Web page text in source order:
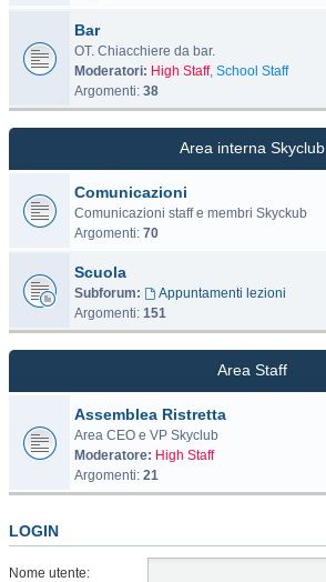
Bar
OT. Chiacchiere da bar.
Moderatori: High Staff, School Staff
Argomenti: 38
Area interna Skyclub
Comunicazioni
Comunicazioni staff e membri Skyckub
Argomenti: 70
Scuola
Subforum:
Appuntamenti lezioni
Argomenti: 151
Area Staff
Assemblea Ristretta
Area CEO e VP Skyclub
Moderatore: High Staff
Argomenti: 21
LOGIN
Nome utente: